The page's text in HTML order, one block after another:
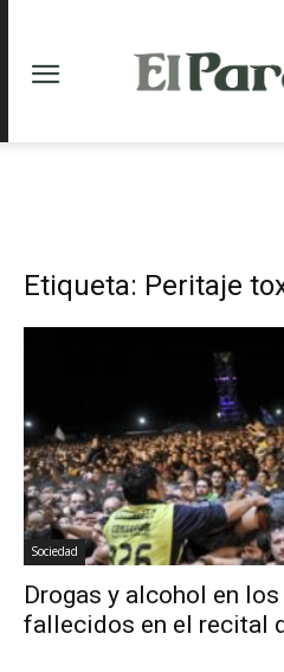
Etiqueta: Peritaje
Sociedad
Drogas y alcohol en
fallecidos en el recital